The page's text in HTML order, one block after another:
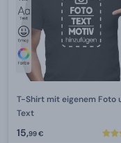
T-Shirt mit eigenem Foto
Text
15,99 €